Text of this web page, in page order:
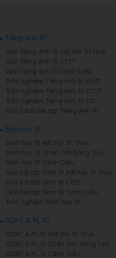
Tiếng Anh 10
Giải Tiếng Anh 10 Kết Nối Tri Thức
Giải Tiếng Anh 10 CTST
Giải Tiếng Anh 10 Cánh Diều
Trắc nghiệm Tiếng Anh 10 KNTT
Trắc nghiệm Tiếng Anh 10 CTST
Trắc nghiệm Tiếng Anh 10 CD
Giải Sách bài tập Tiếng Anh 10
Sinh học 10
Sinh học 10 Kết Nối Tri Thức
Sinh học 10 Chân Trời Sáng Tạo
Sinh học 10 Cánh Diều
Giải bài tập Sinh 10 Kết Nối Tri Thức
Giải bài tập Sinh 10 CTST
Giải bài tập Sinh 10 Cánh Diều
Trắc nghiệm Sinh học 10
GDKT & PL 10
GDKT & PL 10 Kết Nối Tri Thức
GDKT & PL 10 Chân Trời Sáng Tạo
GDKT & PL 10 Cánh Diều